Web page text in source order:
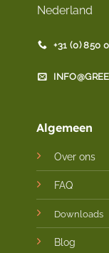
Nederland
+31 (0) 850
Algemeen
Over ons
FAQ
Downloads
Blog